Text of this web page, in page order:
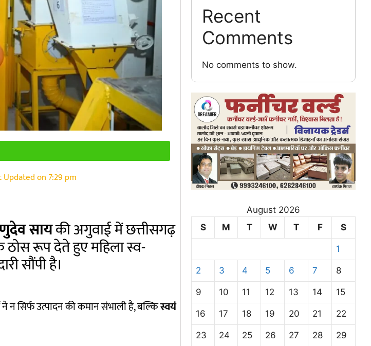
Updated on 7:29 pm
सायकी अगुवाई में छत्तीसगढ़
ठोस रूप देते हुए महिला स्व-
सौंपी है।
सिर्फ उत्पादन की कमान संभाली है, बल्किस्वयं
Recent
Comments
No comments to show.
August 2026
S
M T W T F S
1
2 3 4 5 6 7 8
9 10 11 12 13 14 15
16 17 18 19 20 21 22
23 24 25 26 27 28 29